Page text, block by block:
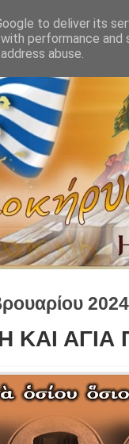
2024
ΚΑΙ ΑΓΙΑ
to deliver its
performance
abuse.